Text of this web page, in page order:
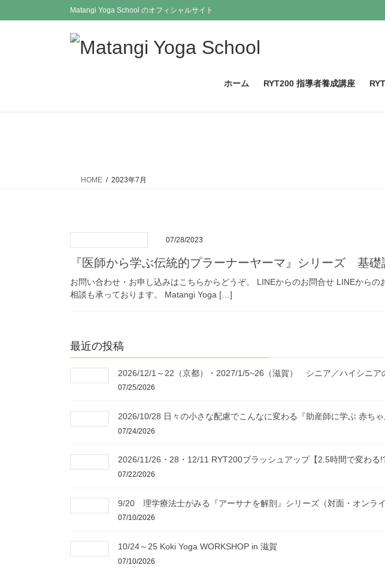
ン
ビ
Matangi Yoga School のオフィシャルサイト
ホーム RYT200 指導者養成講座
HOME 2023年7月
07/28/2023
『医師から学ぶ伝統的プラーナーヤーマ』シリーズ 基
お問い合わせ・お申し込みはこちらからどうぞ。 LINEからのお問合せ LINEから
相談も承っております。 Matangi Yoga […]
最近の投稿
2026/12/1～22（京都）・2027/1/5~26（滋賀） シニア／ハイシニア
07/25/2026
2026/10/28 日々の小さな配慮でこんなに変わる『助産師に学ぶ 赤ち
07/24/2026
2026/11/26・28・12/11 RYT200ブラッシュアップ【2.5時間で変わ
07/22/2026
9/20 理学療法士がみる『アーサナを解剖』シリーズ（対面・オンライ
07/10/2026
10/24～25 Koki Yoga WORKSHOP in 滋賀
07/10/2026